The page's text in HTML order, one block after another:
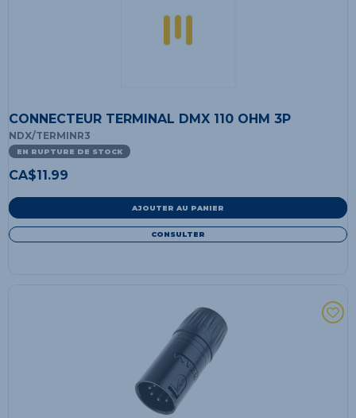
CONNECTEUR TERMINAL DMX 110 OHM 3P
NDX/TERMINR3
EN RUPTURE DE STOCK
CA$11.99
AJOUTER AU PANIER
CONSULTER